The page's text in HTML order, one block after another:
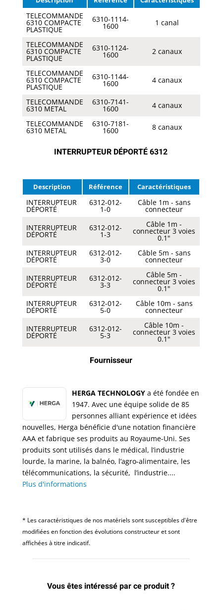
TELECOMMANDE
6310 COMPACTE
PLASTIQUE
6310-1114-
1600 1 canal
TELECOMMANDE
6310 COMPACTE
PLASTIQUE
6310-1124-
1600 2 canaux
TELECOMMANDE
6310 COMPACTE
PLASTIQUE
6310-1144-
1600 4 canaux
TELECOMMANDE
6310 METAL
6310-7141-
1600
4 canaux
TELECOMMANDE
6310 METAL
6310-7181-
1600 8 canaux
INTERRUPTEUR DÉPORTÉ 6312
Description Référence Caractéristiques
INTERRUPTEUR
DÉPORTÉ
6312-012-
1-0
Câble 1m - sans
connecteur
INTERRUPTEUR
DÉPORTÉ
6312-012-
1-3
Câble 1m -
connecteur 3 voies
0.1"
INTERRUPTEUR
DÉPORTÉ
6312-012-
3-0
Câble 5m - sans
connecteur
INTERRUPTEUR
DÉPORTÉ
6312-012-
3-3
Câble 5m -
connecteur 3 voies
0.1"
INTERRUPTEUR
DÉPORTÉ
6312-012-
5-0
Câble 10m - sans
connecteur
INTERRUPTEUR
DÉPORTÉ
6312-012-
5-3
Câble 10m -
connecteur 3 voies
0.1"
Fournisseur
HERGA TECHNOLOGY a été fondée en
1947. Avec une équipe solide de 85
personnes alliant expérience et idées
nouvelles, Herga bénéficie d'une notation financière
AAA et fabrique ses produits au Royaume-Uni. Ses
produits sont utilisés dans le médical, l’industrie
lourde, la marine, la balnéo, l’agro-alimentaire, les
télécommunications, la sécurité, l’industrie....
Plus d'informations
* Les caractéristiques de nos matériels sont susceptibles d'être
modifiées en fonction des évolutions constructeur et sont
affichées à titre indicatif.
Vous êtes intéressé par ce produit ?